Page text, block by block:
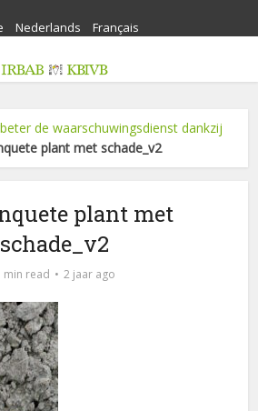
Nederlands Français
de waarschuwingsdienst dankzij
plant met schade_v2
plant met
schade_v2
min read 2 jaar ago